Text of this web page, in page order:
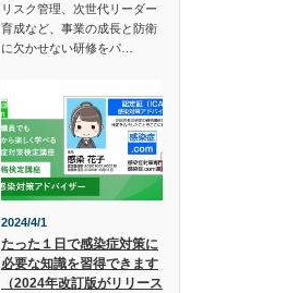
リスク管理、次世代リーダー
育成など、事業の成長と防衛
に欠かせない研修をパ…
2024/4/1
たった１日で感染症対策に
必要な知識を習得できます
（2024年改訂版がリリース